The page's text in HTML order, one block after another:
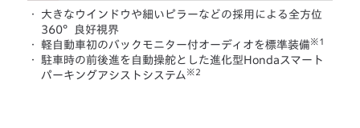
・
大きなウインドウや細いピラーなどの採用による全方位
360°良好視界
・
軽自動車初のバックモニター付オーディオを標準装備※1
・
駐車時の前後進を自動操舵とした進化型Hondaスマート
パーキングアシストシステム ※2